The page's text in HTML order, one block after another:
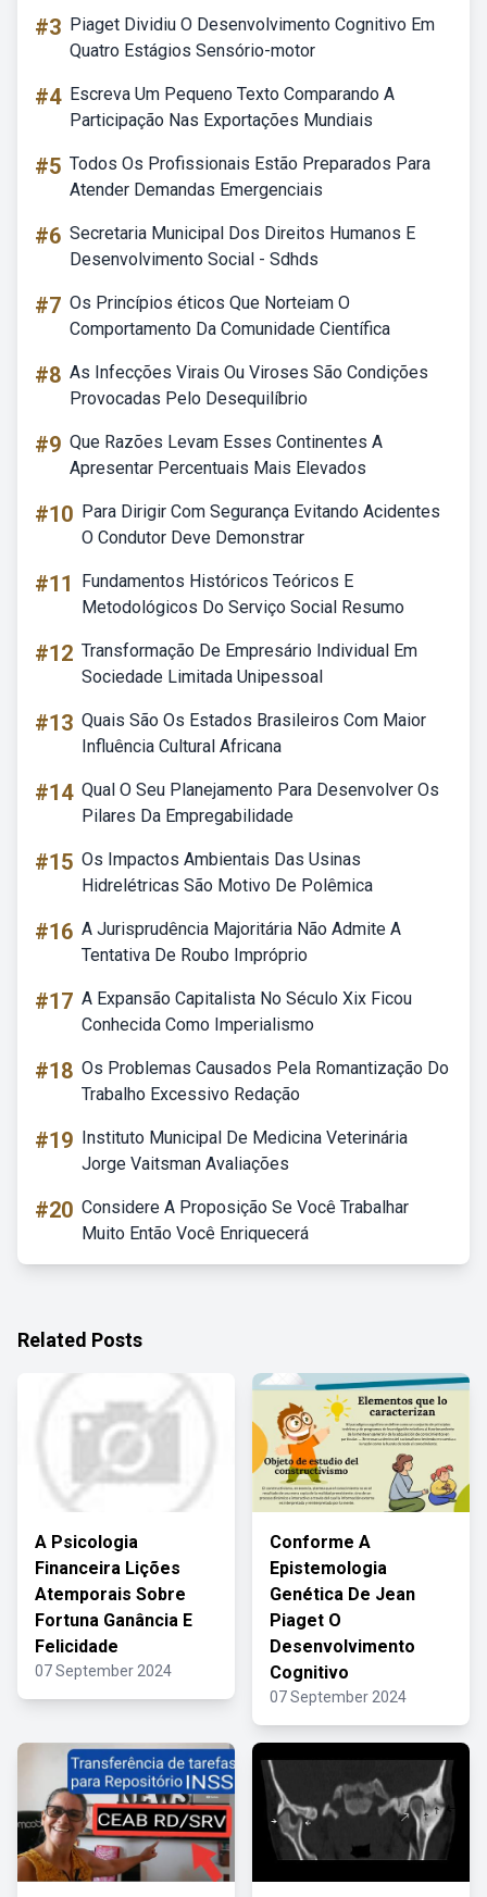
#3 Piaget Dividiu O Desenvolvimento Cognitivo Em
Quatro Estágios Sensório-motor
#4 Escreva Um Pequeno Texto Comparando A
Participação Nas Exportações Mundiais
#5 Todos Os Profissionais Estão Preparados Para
Atender Demandas Emergenciais
#6 Secretaria Municipal Dos Direitos Humanos E
Desenvolvimento Social - Sdhds
#7 Os Princípios éticos Que Norteiam O
Comportamento Da Comunidade Científica
#8 As Infecções Virais Ou Viroses São Condições
Provocadas Pelo Desequilíbrio
#9 Que Razões Levam Esses Continentes A
Apresentar Percentuais Mais Elevados
#10 Para Dirigir Com Segurança Evitando Acidentes
O Condutor Deve Demonstrar
#11
Fundamentos Históricos Teóricos E
Metodológicos Do Serviço Social Resumo
#12 Transformação De Empresário Individual Em
Sociedade Limitada Unipessoal
#13 Quais São Os Estados Brasileiros Com Maior
Influência Cultural Africana
#14 Qual O Seu Planejamento Para Desenvolver Os
Pilares Da Empregabilidade
#15 Os Impactos Ambientais Das Usinas
Hidrelétricas São Motivo De Polêmica
#16 A Jurisprudência Majoritária Não Admite A
Tentativa De Roubo Impróprio
#17 A Expansão Capitalista No Século Xix Ficou
Conhecida Como Imperialismo
#18 Os Problemas Causados Pela Romantização Do
Trabalho Excessivo Redação
#19 Instituto Municipal De Medicina Veterinária
Jorge Vaitsman Avaliações
#20 Considere A Proposição Se Você Trabalhar
Muito Então Você Enriquecerá
Related Posts
A Psicologia
Financeira Lições
Atemporais Sobre
Fortuna Ganância E
Felicidade
07 September 2024
Conforme A
Epistemologia
Genética De Jean
Piaget O
Desenvolvimento
Cognitivo
07 September 2024